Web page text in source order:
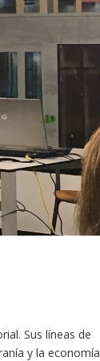
Sus líneas de
y la economía